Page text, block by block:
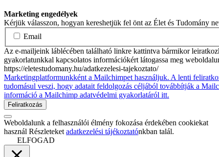
Marketing engedélyek
Kérjük válasszon, hogyan kereshetjük fel önt az Élet és Tudomány
Email
Az e-mailjeink láblécében található linkre kattintva bármikor
gyakorlatunkkal kapcsolatos információkért látogassa meg
https://eletestudomany.hu/adatkezelesi-tajekoztato/
Marketingplatformunkként a Mailchimpet használjuk. A lenti
tudomásul veszi, hogy adatait feldolgozás céljából továbbítják a
információ a Mailchimp adatvédelmi gyakorlatáról itt.
Weboldalunk a felhasználói élmény fokozása érdekében cookiekat
használ Részleteket adatkezelési tájékoztatónkban talál.
ELFOGAD